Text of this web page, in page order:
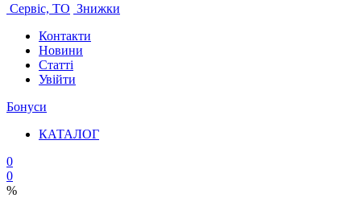
Сервіс, ТО Знижки
Контакти
Новини
Статті
Увійти
Бонуси
КАТАЛОГ
0
0
%